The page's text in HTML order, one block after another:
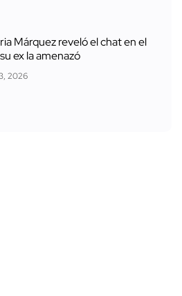
Márquez reveló el chat en el
ex la amenazó
2026